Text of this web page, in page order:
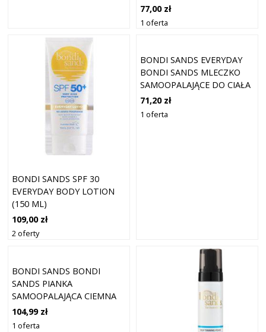
77,00 zł
1 oferta
BONDI SANDS SPF 30
EVERYDAY BODY LOTION
(150 ML)
109,00 zł
2 oferty
BONDI SANDS EVERYDAY
BONDI SANDS MLECZKO
SAMOOPALAJĄCE DO CIAŁA
SAMOOPALACZE 375 ML
71,20 zł
1 oferta
BONDI SANDS BONDI
SANDS PIANKA
SAMOOPALAJĄCA CIEMNA
SAMOOPALACZE 200 ML
104,99 zł
1 oferta